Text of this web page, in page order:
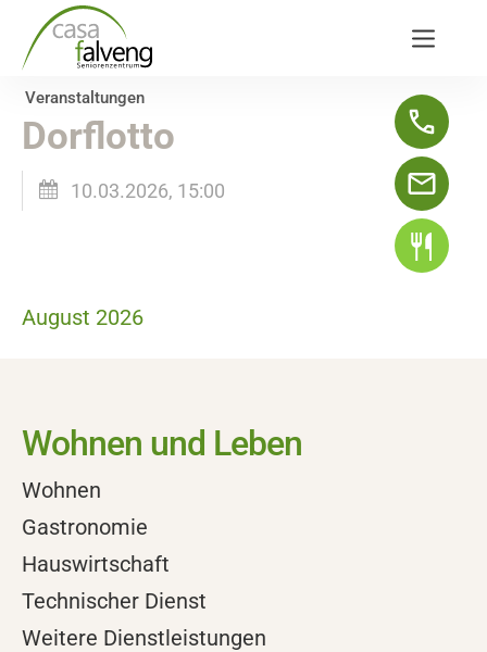
Veranstaltungen
Dorflotto
10.03.2026, 15:00
August 2026
Wohnen und Leben
Wohnen
Gastronomie
Hauswirtschaft
Technischer Dienst
Weitere Dienstleistungen